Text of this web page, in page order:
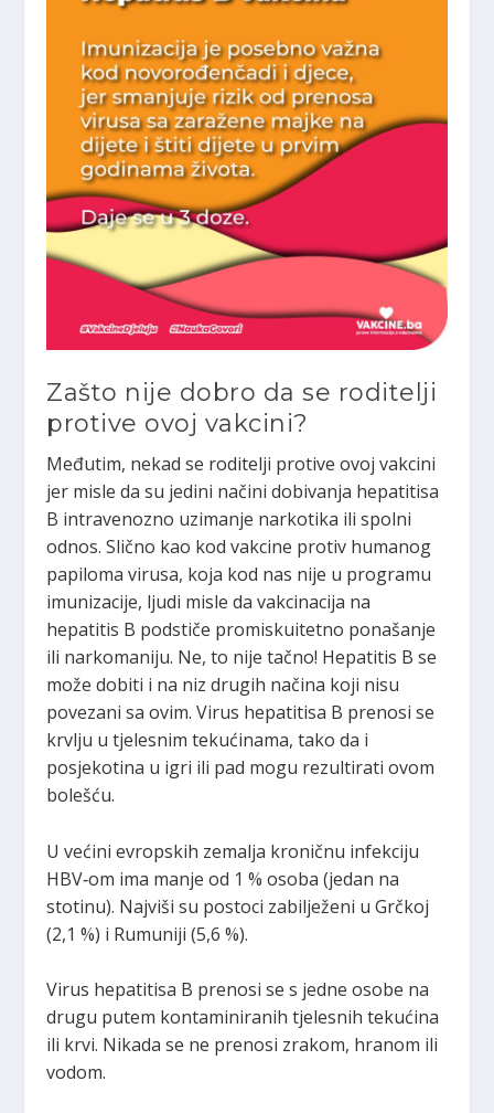
Zašto nije dobro da se roditelji
protive ovoj vakcini?
Međutim, nekad se roditelji protive ovoj vakcini
jer misle da su jedini načini dobivanja hepatitisa
B intravenozno uzimanje narkotika ili spolni
odnos. Slično kao kod vakcine protiv humanog
papiloma virusa, koja kod nas nije u programu
imunizacije, ljudi misle da vakcinacija na
hepatitis B podstiče promiskuitetno ponašanje
ili narkomaniju. Ne, to nije tačno! Hepatitis B se
može dobiti i na niz drugih načina koji nisu
povezani sa ovim. Virus hepatitisa B prenosi se
krvlju u tjelesnim tekućinama, tako da i
posjekotina u igri ili pad mogu rezultirati ovom
bolešću.
U većini evropskih zemalja kroničnu infekciju
HBV‑om ima manje od 1 % osoba (jedan na
stotinu). Najviši su postoci zabilježeni u Grčkoj
(2,1 %) i Rumuniji (5,6 %).
Virus hepatitisa B prenosi se s jedne osobe na
drugu putem kontaminiranih tjelesnih tekućina
ili krvi. Nikada se ne prenosi zrakom, hranom ili
vodom.